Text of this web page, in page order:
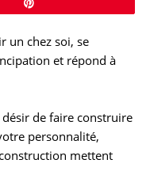
un chez soi, se
et répond à
désir de faire construire
personnalité,
mettent